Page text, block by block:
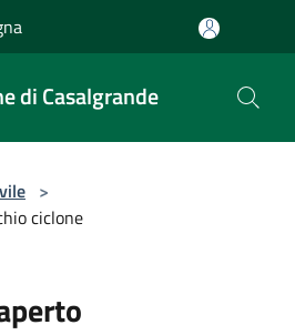
di Casalgrande
>
ciclone